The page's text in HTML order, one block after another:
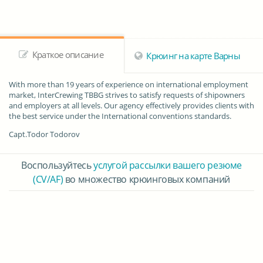
Краткое описание Крюинг на карте Варны
With more than 19 years of experience on international employment
market, InterCrewing TBBG strives to satisfy requests of shipowners
and employers at all levels. Our agency effectively provides clients with
the best service under the International conventions standards.
Capt.Todor Todorov
Воспользуйтесьуслугой рассылки вашего резюме
(CV/AF) во множество крюинговых компаний